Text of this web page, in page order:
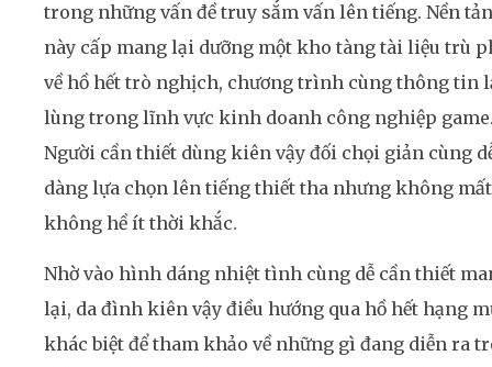
trong những vấn đề truy sắm vấn lên tiếng. Nền
này cấp mang lại dưỡng một kho tàng tài liệu trù
về hồ hết trò nghịch, chương trình cùng thông tin
lùng trong lĩnh vực kinh doanh công nghiệp
Người cần thiết dùng kiên vậy đối chọi giản cùng
dàng lựa chọn lên tiếng thiết tha nhưng không mất
không hề ít thời khắc.
Nhờ vào hình dáng nhiệt tình cùng dễ cần thiết
lại, da đình kiên vậy điều hướng qua hồ hết hạng
khác biệt để tham khảo về những gì đang diễn ra